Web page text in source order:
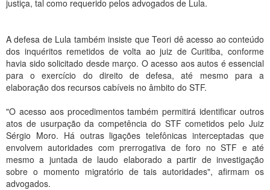
justiça, tal como requerido pelos advogados de Lula.
A defesa de Lula também insiste que Teori dê acesso ao conteúdo
dos inquéritos remetidos de volta ao juiz de Curitiba, conforme
havia sido solicitado desde março. O acesso aos autos é essencial
para o exercício do direito de defesa, até mesmo para a
elaboração dos recursos cabíveis no âmbito do STF.
"O acesso aos procedimentos também permitirá identificar outros
atos de usurpação da competência do STF cometidos pelo Juiz
Sérgio Moro. Há outras ligações telefônicas interceptadas que
envolvem autoridades com prerrogativa de foro no STF e até
mesmo a juntada de laudo elaborado a partir de investigação
sobre o momento migratório de tais autoridades", afirmam os
advogados.